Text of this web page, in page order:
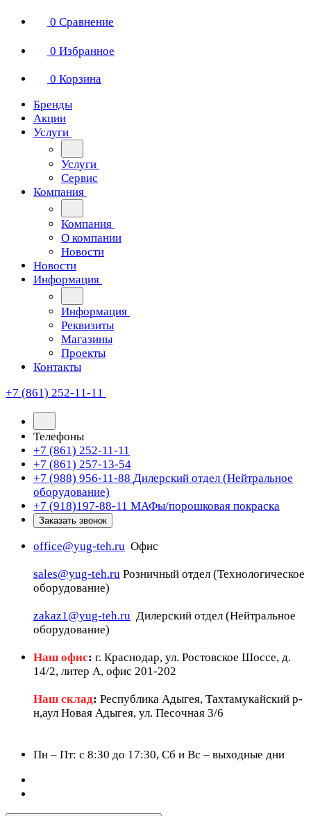
0 Сравнение
0 Избранное
0 Корзина
Бренды
Акции
Услуги
Услуги
Сервис
Компания
Компания
О компании
Новости
Новости
Информация
Информация
Реквизиты
Магазины
Проекты
Контакты
+7 (861) 252-11-11
Телефоны
+7 (861) 252-11-11
+7 (861) 257-13-54
+7 (988) 956-11-88 Дилерский отдел (Нейтральное
оборудование)
+7 (918)197-88-11 МАФы/порошковая покраска
Заказать звонок
office@yug-teh.ru Офис
sales@yug-teh.ru Розничный отдел (Технологическое
оборудование)
zakaz1@yug-teh.ru Дилерский отдел (Нейтральное
оборудование)
Наш офис: г. Краснодар, ул. Ростовское Шоссе, д.
14/2, литер А, офис 201-202
Наш склад: Республика Адыгея, Тахтамукайский р-
н,аул Новая Адыгея, ул. Песочная 3/6
Пн – Пт: c 8:30 до 17:30, Сб и Вс – выходные дни